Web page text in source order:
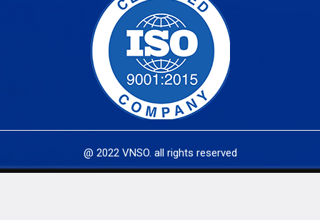
@ 2022 VNSO. all rights reserved